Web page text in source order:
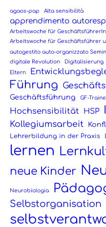
agaos-pap Alta sensibilità
apprendimento
Arbeitswoche für
Arbeitswoche für Geschäftsführer
autogestito auto-organizzato
digitale Revolution Digitalisierung
Eltern
Führung
Geschäftsführung GF-
Hochsensibilität HSP
Kollegiumsarbeit
Lehrerbildung in der Praxis
lernen
neue Kinder
Neurobiologia
Selbstorganisation